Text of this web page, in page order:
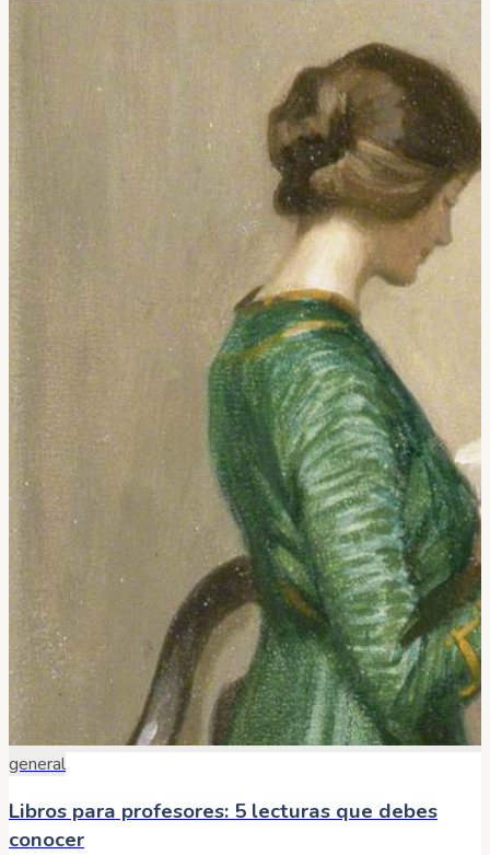
general
Libros para profesores: 5 lecturas que debes
conocer